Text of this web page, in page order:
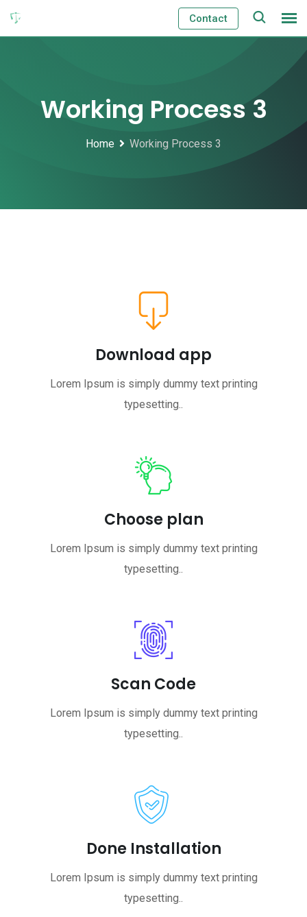
Contact
Working Process 3
Home Working Process 3
Download app
Lorem Ipsum is simply dummy text printing
typesetting..
Choose plan
Lorem Ipsum is simply dummy text printing
typesetting..
Scan Code
Lorem Ipsum is simply dummy text printing
typesetting..
Done Installation
Lorem Ipsum is simply dummy text printing
typesetting..